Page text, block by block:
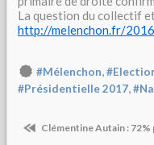
La question du collectif
http://melenchon.fr/
#Mélenchon,
#Présidentielle 2017,
Clémentine Autain :